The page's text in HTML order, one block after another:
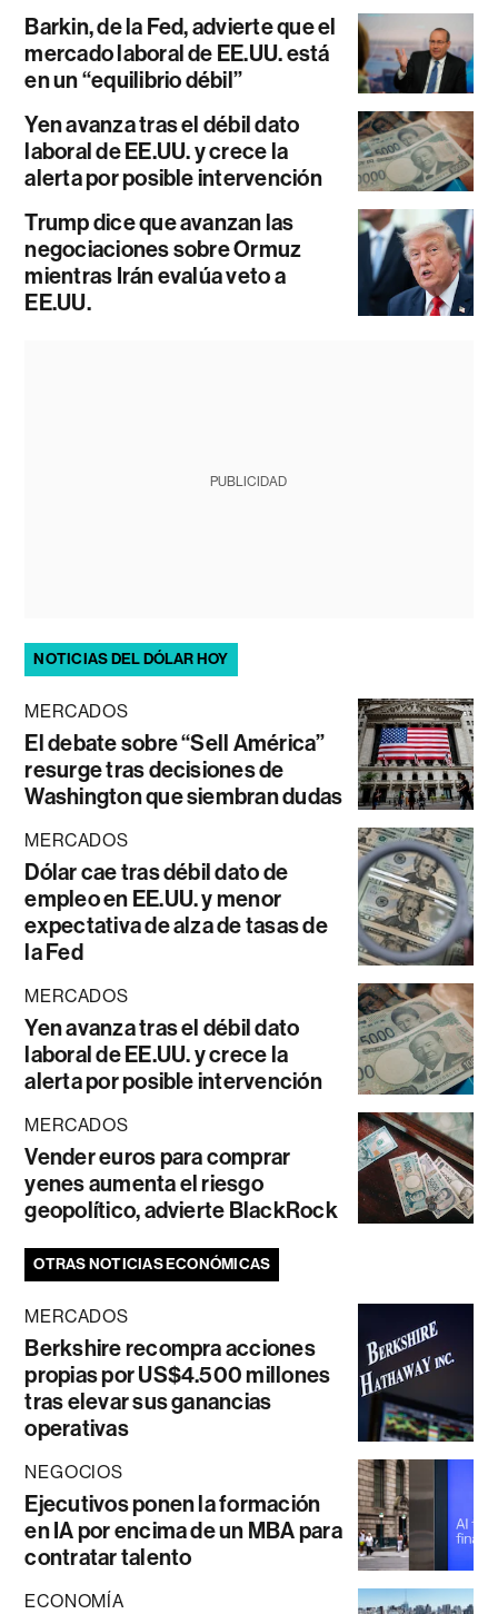
Barkin, de la Fed, advierte que el
mercado laboral de EE.UU. está
en un “equilibrio débil”
Yen avanza tras el débil dato
laboral de EE.UU. y crece la
alerta por posible intervención
Trump dice que avanzan las
negociaciones sobre Ormuz
mientras Irán evalúa veto a
EE.UU.
PUBLICIDAD
NOTICIAS DEL DÓLAR HOY
MERCADOS
El debate sobre “Sell América”
resurge tras decisiones de
Washington que siembran dudas
MERCADOS
Dólar cae tras débil dato de
empleo en EE.UU. y menor
expectativa de alza de tasas de
la Fed
MERCADOS
Yen avanza tras el débil dato
laboral de EE.UU. y crece la
alerta por posible intervención
MERCADOS
Vender euros para comprar
yenes aumenta el riesgo
geopolítico, advierte BlackRock
OTRAS NOTICIAS ECONÓMICAS
MERCADOS
Berkshire recompra acciones
propias por US$4.500 millones
tras elevar sus ganancias
operativas
NEGOCIOS
Ejecutivos ponen la formación
en IA por encima de un MBA para
contratar talento
ECONOMÍA